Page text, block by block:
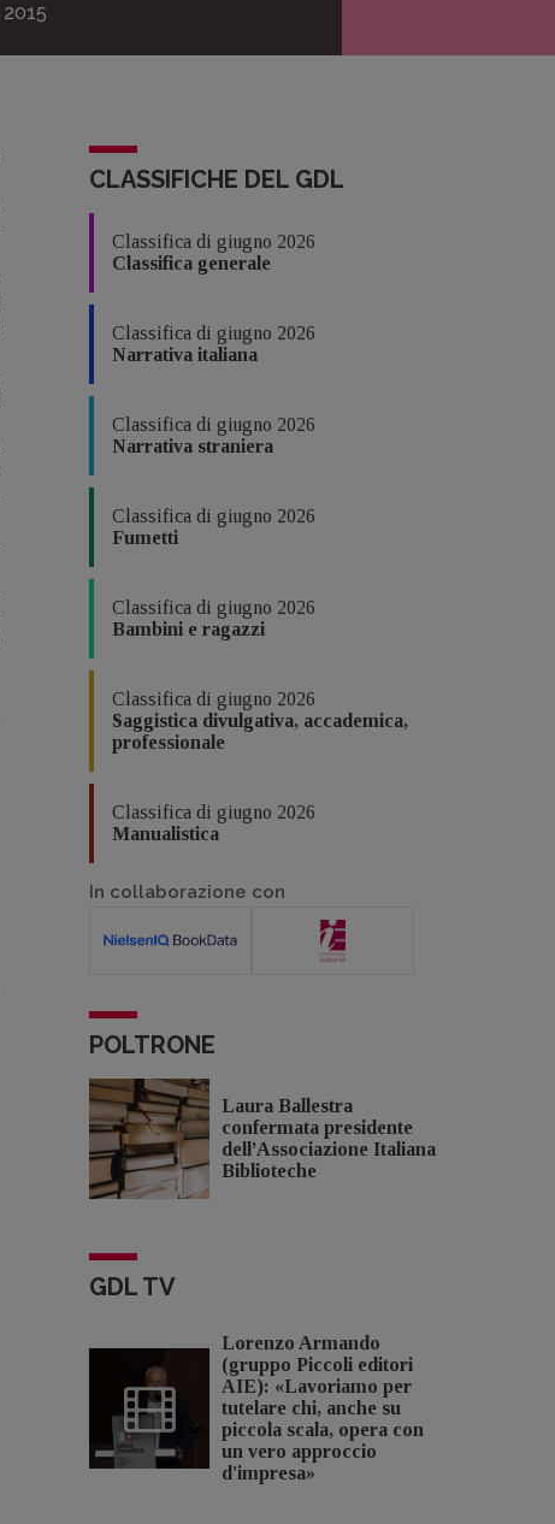
2015
CLASSIFICHE DEL GDL
Classifica di giugno 2026
Classifica generale
Classifica di giugno 2026
Narrativa italiana
Classifica di giugno 2026
Narrativa straniera
Classifica di giugno 2026
Fumetti
Classifica di giugno 2026
Bambini e ragazzi
Classifica di giugno 2026
Saggistica divulgativa, accademica,
professionale
Classifica di giugno 2026
Manualistica
In collaborazione con
POLTRONE
Laura Ballestra
confermata presidente
dell’Associazione Italiana
Biblioteche
GDL TV
Lorenzo Armando
(gruppo Piccoli editori
AIE): «Lavoriamo per
tutelare chi, anche su
piccola scala, opera con
un vero approccio
d'impresa»